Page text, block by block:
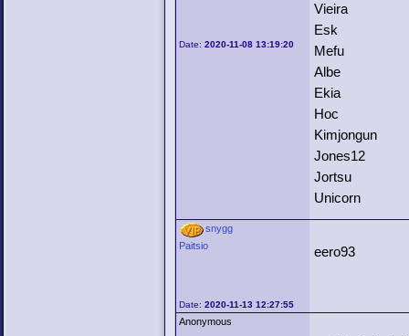
Date:2020-11-08 13:19:20
Vieira
Esk
Mefu
Albe
Ekia
Hoc
Kimjongun
Jones12
Jortsu
Unicorn
snygg
Paitsio
Date:2020-11-13 12:27:55
eero93
Anonymous